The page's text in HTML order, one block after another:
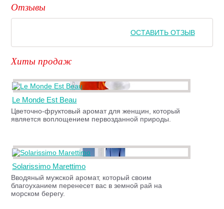
Отзывы
ОСТАВИТЬ ОТЗЫВ
Хиты продаж
Le Monde Est Beau
Цветочно-фруктовый аромат для женщин, который
является воплощением первозданной природы.
Solarissimo Marettimo
Вводяный мужской аромат, который своим
благоуханием перенесет вас в земной рай на
морском берегу.